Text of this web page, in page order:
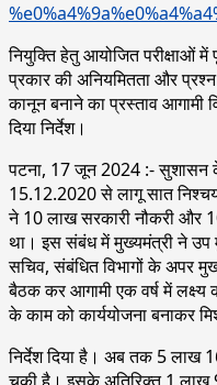
नियुक्ति हेतु आयोजित परीक्षाओं में
प्रकार की अनियमितता और
कानून बनाने का प्रस्ताव आगामी
दिया निर्देश।
पटना, 17 जून 2024 :- सुशासन
15.12.2020 से लागू सात
ने 10 लाख सरकारी नौकरी और
था। इस संबंध में मुख्यमंत्री ने उप
सचिव, संबंधित विभागों के अपर
बैठक कर आगामी एक वर्ष में लक्ष्य
के काम को कार्ययोजना बनाकर
निर्देश दिया है। अब तक 5 लाख